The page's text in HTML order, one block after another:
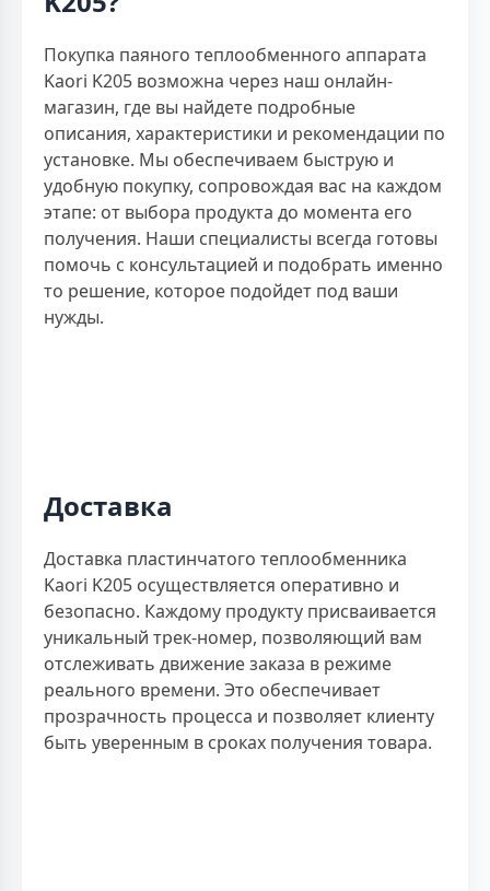
Покупка паяного теплообменного аппарата
Kaori K205 возможна через наш онлайн-
магазин, где вы найдете подробные
описания, характеристики и рекомендации по
установке. Мы обеспечиваем быструю и
удобную покупку, сопровождая вас на каждом
этапе: от выбора продукта до момента его
получения. Наши специалисты всегда готовы
помочь с консультацией и подобрать именно
то решение, которое подойдет под ваши
нужды.
Доставка
Доставка пластинчатого теплообменника
Kaori K205 осуществляется оперативно и
безопасно. Каждому продукту присваивается
уникальный трек-номер, позволяющий вам
отслеживать движение заказа в режиме
реального времени. Это обеспечивает
прозрачность процесса и позволяет клиенту
быть уверенным в сроках получения товара.